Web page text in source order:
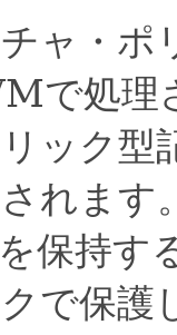
ャ・ポ
で処
ック型
れます。
保持す
で保護